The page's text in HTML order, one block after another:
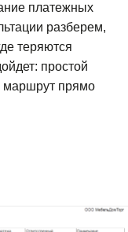
платежных
разберем,
теряются
простой
маршрут прямо